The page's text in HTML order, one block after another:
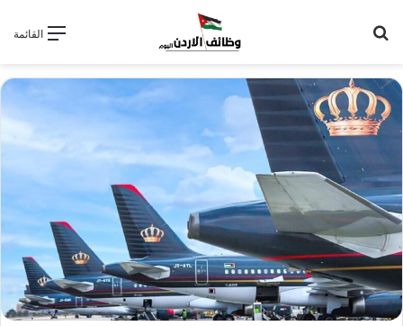
القائمة